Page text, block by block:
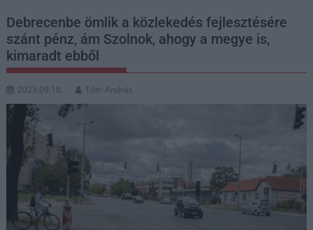
Debrecenbe ömlik a közlekedés fejlesztésére
szánt pénz, ám Szolnok, ahogy a megye is,
kimaradt ebből
2023.09.18. Tóth András